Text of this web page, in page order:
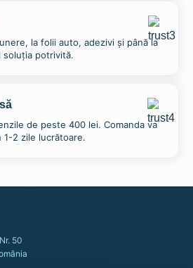
la folii auto, adezivi și până la
soluția potrivită.
de peste 400 lei. Comanda va
1-2 zile lucrătoare.
50